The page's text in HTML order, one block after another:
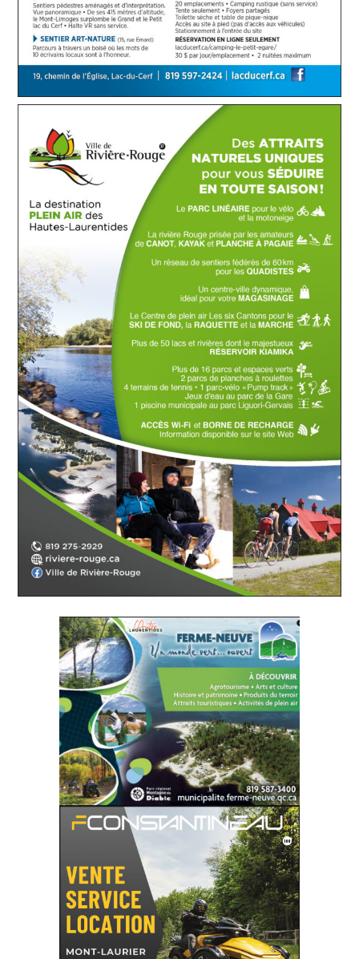
SITE WEB
SITE WEB